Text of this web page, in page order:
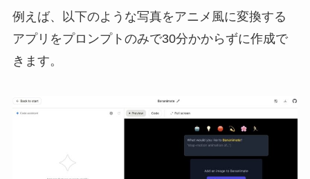
例えば、以下のような写真をアニメ風に変換する
アプリをプロンプトのみで30分かからずに作成で
きます。